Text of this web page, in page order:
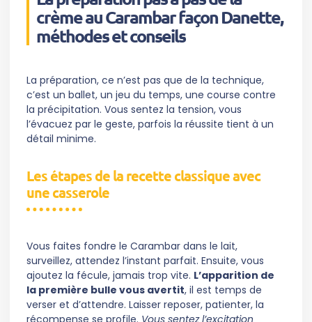
crème au Carambar façon Danette,
méthodes et conseils
La préparation, ce n’est pas que de la technique,
c’est un ballet, un jeu du temps, une course contre
la précipitation. Vous sentez la tension, vous
l’évacuez par le geste, parfois la réussite tient à un
détail minime.
Les étapes de la recette classique avec
une casserole
Vous faites fondre le Carambar dans le lait,
surveillez, attendez l’instant parfait. Ensuite, vous
ajoutez la fécule, jamais trop vite. L’apparition de
la première bulle vous avertit, il est temps de
verser et d’attendre. Laisser reposer, patienter, la